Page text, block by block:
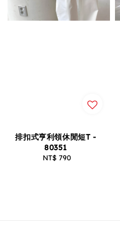
排扣式亨利領休閒短T -
80351
Regular
NT$ 790